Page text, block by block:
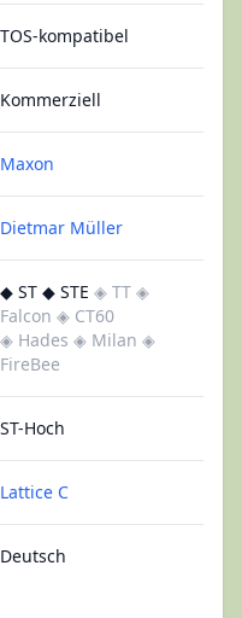
TOS-kompatibel
Kommerziell
Maxon
Dietmar Müller
◆ ST ◆ STE ◈ TT ◈
Falcon ◈ CT60
◈ Hades ◈ Milan ◈
FireBee
ST-Hoch
Lattice C
Deutsch